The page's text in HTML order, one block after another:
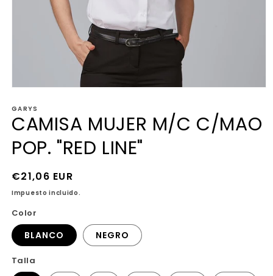
multimedia
1
en
ventana
modal
GARYS
CAMISA MUJER M/C C/MAO
POP. "RED LINE"
Precio
habitual
€21,06 EUR
Impuesto incluido.
Color
BLANCO NEGRO
Talla